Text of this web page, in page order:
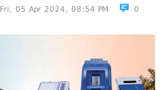
Fri, 05 Apr 2024, 08:54 PM 0